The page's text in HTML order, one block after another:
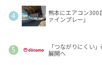
熊本にエアコン300
ァインプレー」
「つながりにくい
展開へ